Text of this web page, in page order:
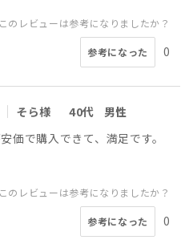
このレビューは参考になりましたか？
参考になった 0
そら様 40代
男性
価で購入できて、満足です。
このレビューは参考になりましたか？
参考になった 0